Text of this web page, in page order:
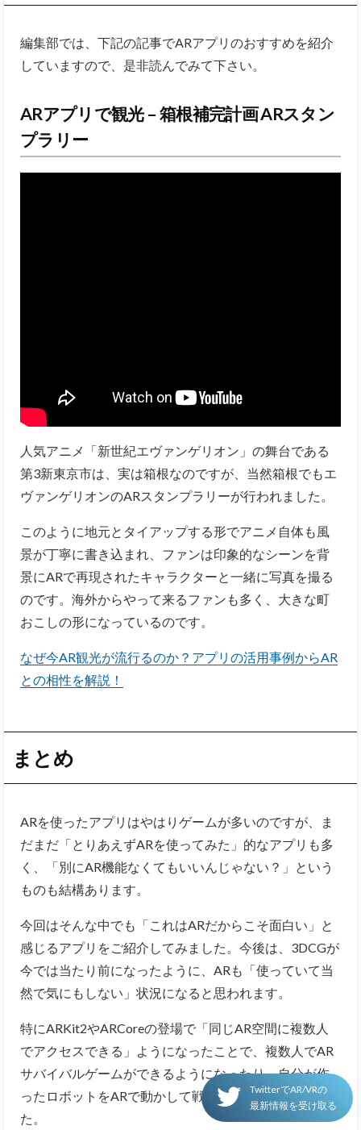
編集部では、下記の記事でARアプリのおすすめを紹介
していますので、是非読んでみて下さい。
ARアプリで観光 – 箱根補完計画 ARスタン
プラリー
人気アニメ「新世紀エヴァンゲリオン」の舞台である
第3新東京市は、実は箱根なのですが、当然箱根でもエ
ヴァンゲリオンのARスタンプラリーが行われました。
このように地元とタイアップする形でアニメ自体も風
景が丁寧に書き込まれ、ファンは印象的なシーンを背
景にARで再現されたキャラクターと一緒に写真を撮る
のです。海外からやって来るファンも多く、大きな町
おこしの形になっているのです。
なぜ今AR観光が流行るのか？アプリの活用事例からAR
との相性を解説！
まとめ
ARを使ったアプリはやはりゲームが多いのですが、ま
だまだ「とりあえずARを使ってみた」的なアプリも多
く、「別にAR機能なくてもいいんじゃない？」という
ものも結構あります。
今回はそんな中でも「これはARだからこそ面白い」と
感じるアプリをご紹介してみました。今後は、3DCGが
今では当たり前になったように、ARも「使っていて当
然で気にもしない」状況になると思われます。
特にARKit2やARCoreの登場で「同じAR空間に複数人
でアクセスできる」ようになったことで、複数人でAR
サバイバルゲームができるようになったり、自分が作
ったロボットをARで動かして戦えるようになりまし
た。
TwitterでAR/VRの
最新情報を受け取る